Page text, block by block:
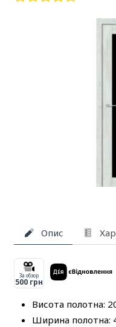
Опис
За обзор
500 грн
Висота полотна:
Ширина полотна: